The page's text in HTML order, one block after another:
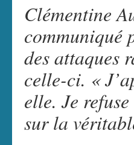
Clémentine
communiqué
des attaques
celle-ci. «
elle. Je
sur la